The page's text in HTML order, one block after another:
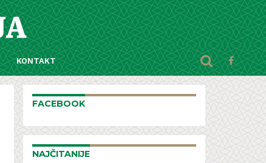
KONTAKT
FACEBOOK
NAJČITANIJE